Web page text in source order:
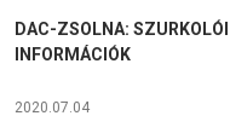
DAC-ZSOLNA: SZURKOLÓI
INFORMÁCIÓK
2020.07.04